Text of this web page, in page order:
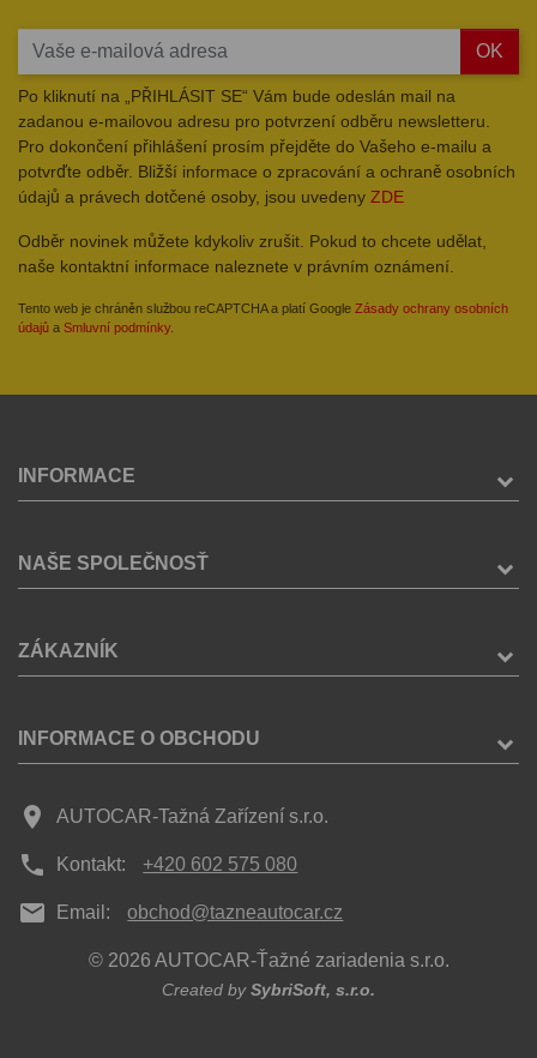
OK
Po kliknutí na „PŘIHLÁSIT SE“ Vám bude odeslán mail na
zadanou e-mailovou adresu pro potvrzení odběru newsletteru.
Pro dokončení přihlášení prosím přejděte do Vašeho e-mailu a
potvrďte odběr. Bližší informace o zpracování a ochraně osobních
údajů a právech dotčené osoby, jsou uvedeny ZDE
Odběr novinek můžete kdykoliv zrušit. Pokud to chcete udělat,
naše kontaktní informace naleznete v právním oznámení.
Tento web je chráněn službou reCAPTCHA a platí Google Zásady ochrany osobních
údajů a Smluvní podmínky.
INFORMACE
NAŠE SPOLEČNOSŤ
ZÁKAZNÍK
INFORMACE O OBCHODU
place AUTOCAR-Tažná Zařízení s.r.o.
phone Kontakt: +420 602 575 080
mail Email: obchod@tazneautocar.cz
© 2026 AUTOCAR-Ťažné zariadenia s.r.o.
Created bySybriSoft, s.r.o.